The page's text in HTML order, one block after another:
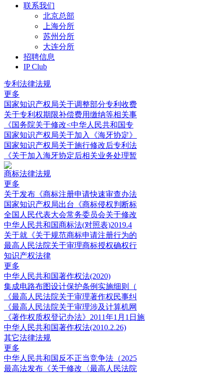
联系我们
北京总部
上海分所
苏州分所
大连分所
招聘信息
IP Club
专利法律法规
更多
国家知识产权局关于调整部分专利收费
关于专利权期限补偿费用缴纳等相关事
《国务院关于修改<中华人民共和国专
国家知识产权局关于加入《海牙协定》
国家知识产权局关于施行修改后专利法
《关于加入海牙协定后相关业务处理暂
商标法律法规
更多
关于发布《商标注册申请快速审查办法
国家知识产权局出台《商标侵权判断标
全国人民代表大会常务委员会关于修改
中华人民共和国商标法(对照表)2019.4
关于就《关于规范商标申请注册行为的
最高人民法院关于审理商标授权确权行
知识产权法律
更多
中华人民共和国著作权法(2020)
集成电路布图设计保护条例实施细则（
《最高人民法院关于审理著作权民事纠
《最高人民法院关于审理涉及计算机网
《著作权质权登记办法》2011年1月1日施
中华人民共和国著作权法(2010.2.26)
其它法律法规
更多
中华人民共和国反不正当竞争法（2025
最高法发布《关于修改〈最高人民法院